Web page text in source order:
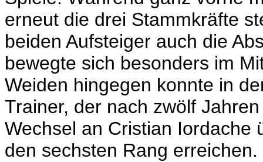
erneut die drei Stammkräfte
beiden Aufsteiger auch die
bewegte sich besonders im
Weiden hingegen konnte in
Trainer, der nach zwölf
Wechsel an Cristian Iordache
den sechsten Rang erreichen.